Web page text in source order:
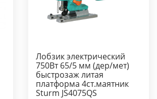
Лобзик электрический
750Вт 65/5 мм (дер/мет)
быстрозаж литая
платформа 4ст.маятник
Sturm JS4075QS